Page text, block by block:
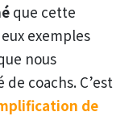
que cette
exemples
nous
coachs. C’est
de